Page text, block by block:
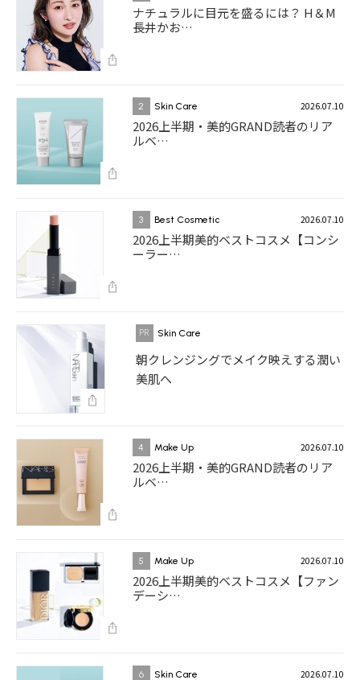
ナチュラルに目元を盛るには？ H＆M
長井かお…
2 Skin Care 2026.07.10
2026上半期・美的GRAND読者のリア
ルベ…
3 Best Cosmetic 2026.07.10
2026上半期美的ベストコスメ【コンシ
ーラー…
Skin Care
朝クレンジングでメイク映えする潤い
美肌へ
4 Make Up 2026.07.10
2026上半期・美的GRAND読者のリア
ルベ…
5 Make Up 2026.07.10
2026上半期美的ベストコスメ【ファン
デーシ…
6 Skin Care 2026.07.10